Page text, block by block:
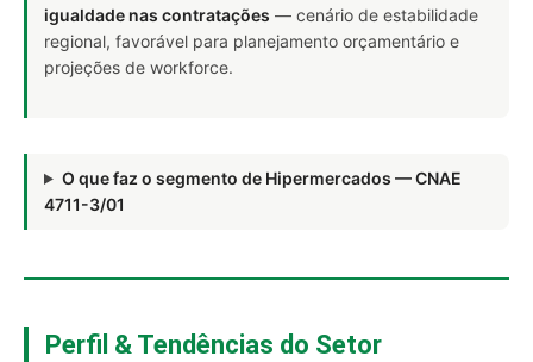
igualdade nas contratações — cenário de estabilidade
regional, favorável para planejamento orçamentário e
projeções de workforce.
O que faz o segmento de Hipermercados — CNAE
4711-3/01
Perfil & Tendências do Setor